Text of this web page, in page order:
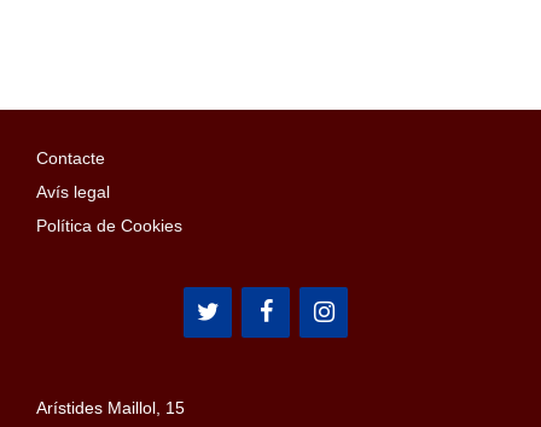
Contacte
Avís legal
Política de Cookies
Arístides Maillol, 15